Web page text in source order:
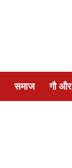
समाज गौ